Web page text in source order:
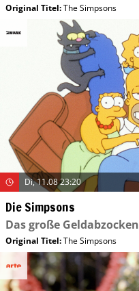
Original Titel:The Simpsons
Di, 11.08 23:20
Die Simpsons
Das große Geldabzocken
Original Titel:The Simpsons